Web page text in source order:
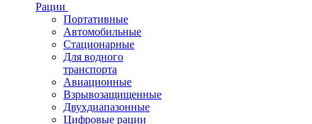
Рации
Портативные
Автомобильные
Стационарные
Для водного
транспорта
Авиационные
Взрывозащищенные
Двухдиапазонные
Цифровые рации